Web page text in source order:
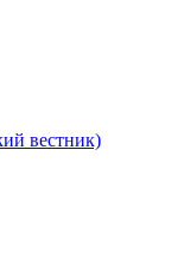
вестник)